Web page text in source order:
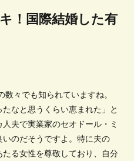
！国際結婚した有
数々でも知られていますね。
たなと思うくらい恵まれた」と
夫で実業家のセオドール・ミ
のだそうですよ。特に夫の
る女性を尊敬しており、自分